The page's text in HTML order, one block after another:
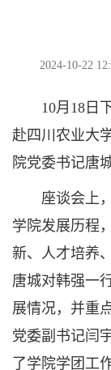
2024-10-22
10月18日下
赴四川农业大
院党委书记唐
座谈会上，
学院发展历程
新、人才培养
唐城对韩强一
展情况，并重
党委副书记闫
了学院学团工